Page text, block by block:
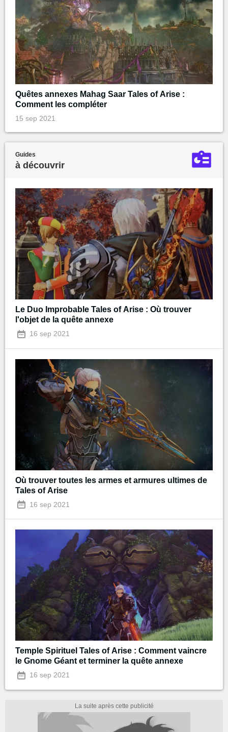
Quêtes annexes Mahag Saar Tales of Arise :
Comment les compléter
15 sep 2021
Guides
à découvrir
Le Duo Improbable Tales of Arise : Où trouver
l'objet de la quête annexe
16 sep 2021
Où trouver toutes les armes et armures ultimes de
Tales of Arise
16 sep 2021
Temple Spirituel Tales of Arise : Comment vaincre
le Gnome Géant et terminer la quête annexe
16 sep 2021